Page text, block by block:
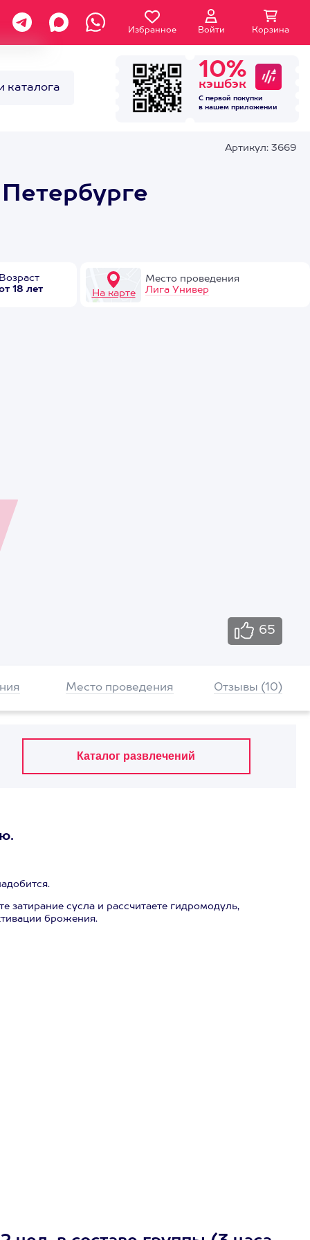
Избранное Войти Корзина
каталога
10%
кэшбэк
С первой покупки
в нашем приложении
Артикул: 3669
Возраст
18 лет
На карте
Место проведения
Лига Универ
65
Место проведения Отзывы (10)
затирание сусла и рассчитаете гидромодуль,
брожения.